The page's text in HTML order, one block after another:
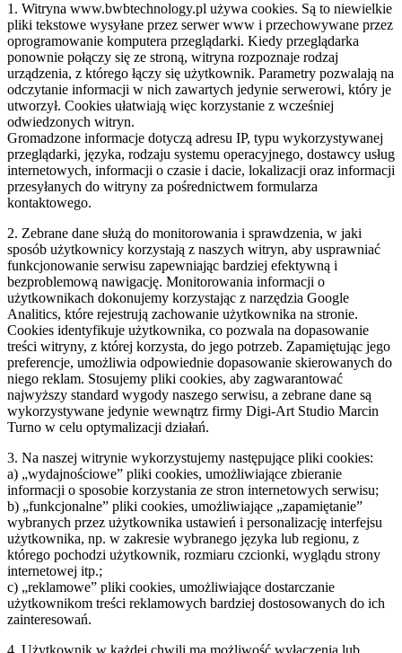
1. Witryna www.bwbtechnology.pl używa cookies. Są to niewielkie
pliki tekstowe wysyłane przez serwer www i przechowywane przez
oprogramowanie komputera przeglądarki. Kiedy przeglądarka
ponownie połączy się ze stroną, witryna rozpoznaje rodzaj
urządzenia, z którego łączy się użytkownik. Parametry pozwalają na
odczytanie informacji w nich zawartych jedynie serwerowi, który je
utworzył. Cookies ułatwiają więc korzystanie z wcześniej
odwiedzonych witryn.
Gromadzone informacje dotyczą adresu IP, typu wykorzystywanej
przeglądarki, języka, rodzaju systemu operacyjnego, dostawcy usług
internetowych, informacji o czasie i dacie, lokalizacji oraz informacji
przesyłanych do witryny za pośrednictwem formularza
kontaktowego.
2. Zebrane dane służą do monitorowania i sprawdzenia, w jaki
sposób użytkownicy korzystają z naszych witryn, aby usprawniać
funkcjonowanie serwisu zapewniając bardziej efektywną i
bezproblemową nawigację. Monitorowania informacji o
użytkownikach dokonujemy korzystając z narzędzia Google
Analitics, które rejestrują zachowanie użytkownika na stronie.
Cookies identyfikuje użytkownika, co pozwala na dopasowanie
treści witryny, z której korzysta, do jego potrzeb. Zapamiętując jego
preferencje, umożliwia odpowiednie dopasowanie skierowanych do
niego reklam. Stosujemy pliki cookies, aby zagwarantować
najwyższy standard wygody naszego serwisu, a zebrane dane są
wykorzystywane jedynie wewnątrz firmy Digi-Art Studio Marcin
Turno w celu optymalizacji działań.
3. Na naszej witrynie wykorzystujemy następujące pliki cookies:
a) „wydajnościowe” pliki cookies, umożliwiające zbieranie
informacji o sposobie korzystania ze stron internetowych serwisu;
b) „funkcjonalne” pliki cookies, umożliwiające „zapamiętanie”
wybranych przez użytkownika ustawień i personalizację interfejsu
użytkownika, np. w zakresie wybranego języka lub regionu, z
którego pochodzi użytkownik, rozmiaru czcionki, wyglądu strony
internetowej itp.;
c) „reklamowe” pliki cookies, umożliwiające dostarczanie
użytkownikom treści reklamowych bardziej dostosowanych do ich
zainteresowań.